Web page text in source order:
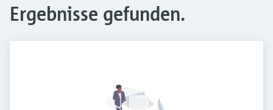
Ergebnisse gefunden.